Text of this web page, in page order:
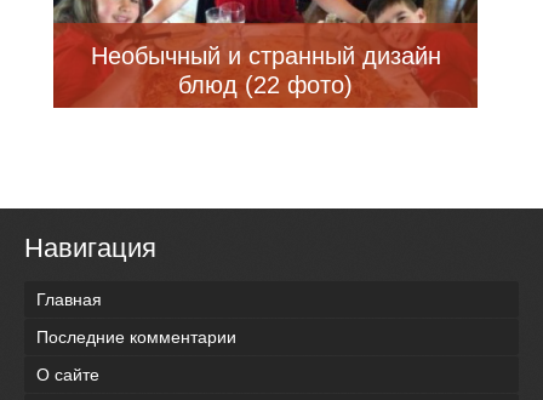
Необычный и странный дизайн
блюд (22 фото)
Навигация
Главная
Последние комментарии
О сайте